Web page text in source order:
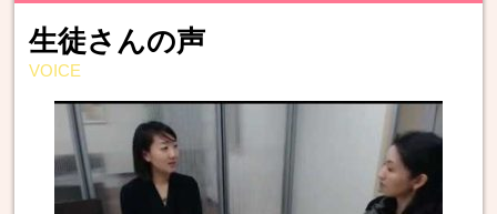
生徒さんの声
VOICE